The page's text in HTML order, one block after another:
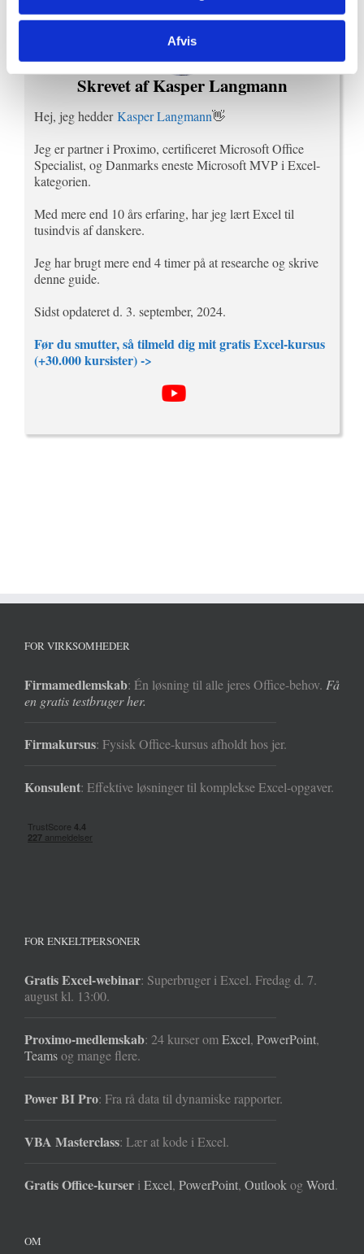
Afvis
Skrevet af Kasper Langmann
Hej, jeg hedderKasper Langmann👋
Jeg er partner i Proximo, certificeret Microsoft Office
Specialist, og Danmarks eneste Microsoft MVP i Excel-
kategorien.
Med mere end 10 års erfaring, har jeg lært Excel til
tusindvis af danskere.
Jeg har brugt mere end 4 timer på at researche og skrive
denne guide.
Sidst opdateret d. 3. september, 2024.
Før du smutter, så tilmeld dig mit gratis Excel-kursus
(+30.000 kursister) ->
FOR VIRKSOMHEDER
Firmamedlemskab: Én løsning til alle jeres Office-behov. Få
en gratis testbruger her.
Firmakursus: Fysisk Office-kursus afholdt hos jer.
Konsulent: Effektive løsninger til komplekse Excel-opgaver.
FOR ENKELTPERSONER
Gratis Excel-webinar: Superbruger i Excel. Fredag d. 7.
august kl. 13:00.
Proximo-medlemskab: 24 kurser omExcel, PowerPoint,
Teamsog mange flere.
Power BI Pro: Fra rå data til dynamiske rapporter.
VBA Masterclass: Lær at kode i Excel.
Gratis Office-kurser i Excel, PowerPoint, OutlookogWord.
OM